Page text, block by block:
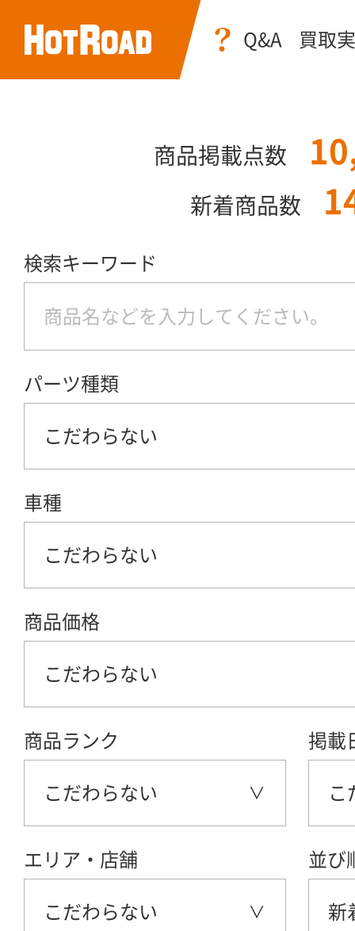
Q&A 買取
商品掲載点数
新着商品数
検索キーワード
パーツ種類
こだわらない
車種
こだわらない
商品価格
こだわらない
商品ランク
こだわらない
掲載
こ
エリア・店舗
こだわらない
並び
新